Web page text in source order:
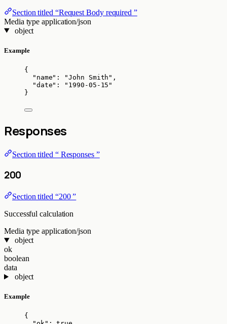
Section titled “Request Body required ”
Media type application/json
object
Example
{
"name" : "John Smith " ,
"date" : " 1990-05-15 "
}
Responses
Section titled “ Responses ”
200
Section titled “200 ”
Successful calculation
Media type application/json
object
ok
boolean
data
object
Example
{